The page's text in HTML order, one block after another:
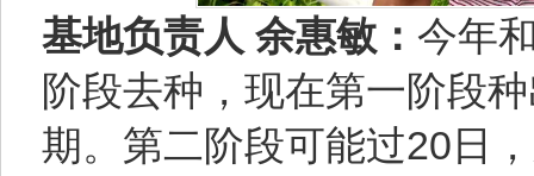
基地负责人 余惠敏： 今年
阶段去种，现在第一阶段
期。第二阶段可能过20日